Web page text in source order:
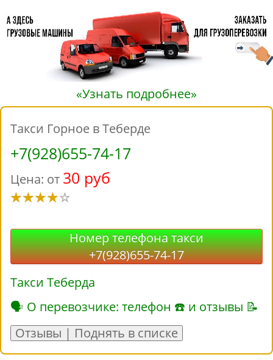
«Узнать подробнее»
Такси Горное в Теберде
+7(928)655-74-17
Цена: от 30 руб
Номер телефона такси
+7(928)655-74-17
Такси Теберда
🗣 О перевозчике: телефон ☎ и отзывы 📝
Отзывы | Поднять в списке